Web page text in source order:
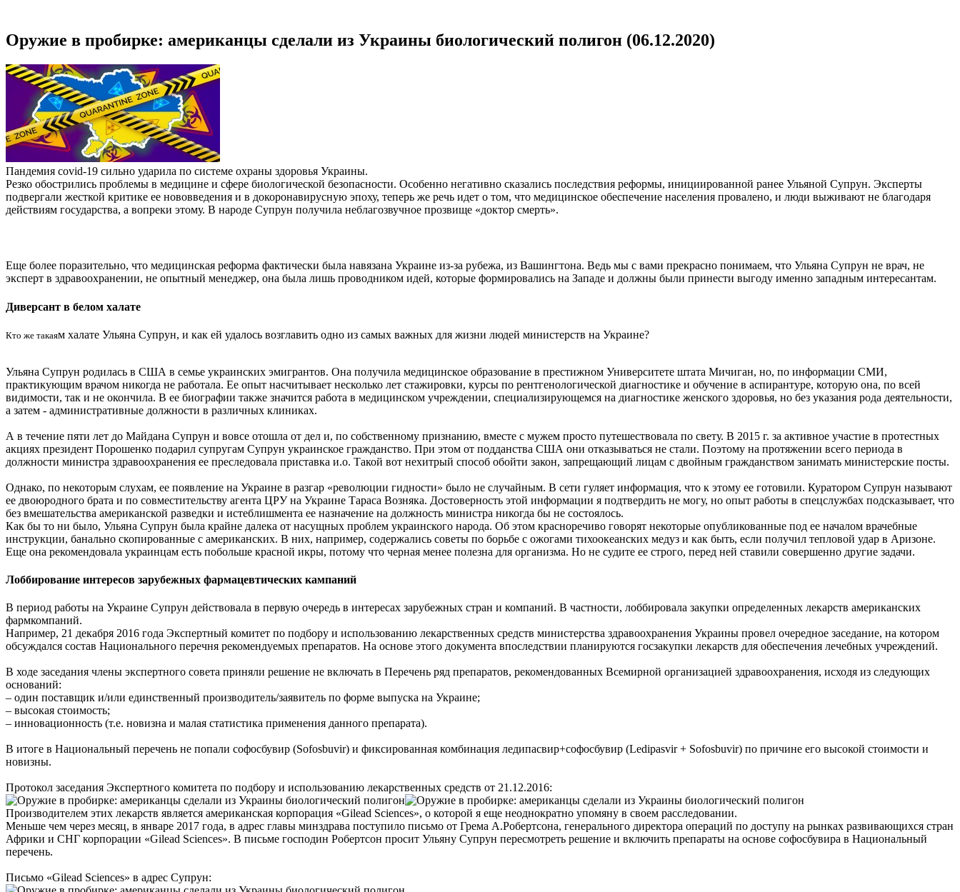
Оружие в пробирке: американцы сделали из Украины биологический полигон (06.12.2020)
Пандемия covid-19 сильно ударила по системе охраны здоровья Украины.
Резко обострились проблемы в медицине и сфере биологической безопасности. Особенно негативно сказались последствия реформы, инициированной ранее Ульяной Супрун. Эксперты
подвергали жесткой критике ее нововведения и в докоронавирусную эпоху, теперь же речь идет о том, что медицинское обеспечение населения провалено, и люди выживают не благодаря
действиям государства, а вопреки этому. В народе Супрун получила неблагозвучное прозвище «доктор смерть».
Еще более поразительно, что медицинская реформа фактически была навязана Украине из-за рубежа, из Вашингтона. Ведь мы с вами прекрасно понимаем, что Ульяна Супрун не врач, не
эксперт в здравоохранении, не опытный менеджер, она была лишь проводником идей, которые формировались на Западе и должны были принести выгоду именно западным интересантам.
Диверсант в белом халате
Кто же такаям халате Ульяна Супрун, и как ей удалось возглавить одно из самых важных для жизни людей министерств на Украине?
Ульяна Супрун родилась в США в семье украинских эмигрантов. Она получила медицинское образование в престижном Университете штата Мичиган, но, по информации СМИ,
практикующим врачом никогда не работала. Ее опыт насчитывает несколько лет стажировки, курсы по рентгенологической диагностике и обучение в аспирантуре, которую она, по всей
видимости, так и не окончила. В ее биографии также значится работа в медицинском учреждении, специализирующемся на диагностике женского здоровья, но без указания рода деятельности,
а затем ‑ административные должности в различных клиниках.
А в течение пяти лет до Майдана Супрун и вовсе отошла от дел и, по собственному признанию, вместе с мужем просто путешествовала по свету. В 2015 г. за активное участие в протестных
акциях президент Порошенко подарил супругам Супрун украинское гражданство. При этом от подданства США они отказываться не стали. Поэтому на протяжении всего периода в
должности министра здравоохранения ее преследовала приставка и.о. Такой вот нехитрый способ обойти закон, запрещающий лицам с двойным гражданством занимать министерские посты.
Однако, по некоторым слухам, ее появление на Украине в разгар «революции гидности» было не случайным. В сети гуляет информация, что к этому ее готовили. Куратором Супрун называют
ее двоюродного брата и по совместительству агента ЦРУ на Украине Тараса Возняка. Достоверность этой информации я подтвердить не могу, но опыт работы в спецслужбах подсказывает, что
без вмешательства американской разведки и истеблишмента ее назначение на должность министра никогда бы не состоялось.
Как бы то ни было, Ульяна Супрун была крайне далека от насущных проблем украинского народа. Об этом красноречиво говорят некоторые опубликованные под ее началом врачебные
инструкции, банально скопированные с американских. В них, например, содержались советы по борьбе с ожогами тихоокеанских медуз и как быть, если получил тепловой удар в Аризоне.
Еще она рекомендовала украинцам есть побольше красной икры, потому что черная менее полезна для организма. Но не судите ее строго, перед ней ставили совершенно другие задачи.
Лоббирование интересов зарубежных фармацевтических кампаний
В период работы на Украине Супрун действовала в первую очередь в интересах зарубежных стран и компаний. В частности, лоббировала закупки определенных лекарств американских
фармкомпаний.
Например, 21 декабря 2016 года Экспертный комитет по подбору и использованию лекарственных средств министерства здравоохранения Украины провел очередное заседание, на котором
обсуждался состав Национального перечня рекомендуемых препаратов. На основе этого документа впоследствии планируются госзакупки лекарств для обеспечения лечебных учреждений.
В ходе заседания члены экспертного совета приняли решение не включать в Перечень ряд препаратов, рекомендованных Всемирной организацией здравоохранения, исходя из следующих
оснований:
– один поставщик и/или единственный производитель/заявитель по форме выпуска на Украине;
– высокая стоимость;
– инновационность (т.е. новизна и малая статистика применения данного препарата).
В итоге в Национальный перечень не попали софосбувир (Sofosbuvir) и фиксированная комбинация ледипасвир+софосбувир (Ledipasvir + Sofosbuvir) по причине его высокой стоимости и
новизны.
Протокол заседания Экспертного комитета по подбору и использованию лекарственных средств от 21.12.2016:
Производителем этих лекарств является американская корпорация «Gilead Sciences», о которой я еще неоднократно упомяну в своем расследовании.
Меньше чем через месяц, в январе 2017 года, в адрес главы минздрава поступило письмо от Грема А.Робертсона, генерального директора операций по доступу на рынках развивающихся стран
Африки и СНГ корпорации «Gilead Sciences». В письме господин Робертсон просит Ульяну Супрун пересмотреть решение и включить препараты на основе софосбувира в Национальный
перечень.
Письмо «Gilead Sciences» в адрес Супрун: